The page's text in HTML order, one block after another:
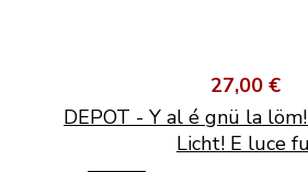
27,00 €
DEPOT - Y al é gnü la
Licht! E luce